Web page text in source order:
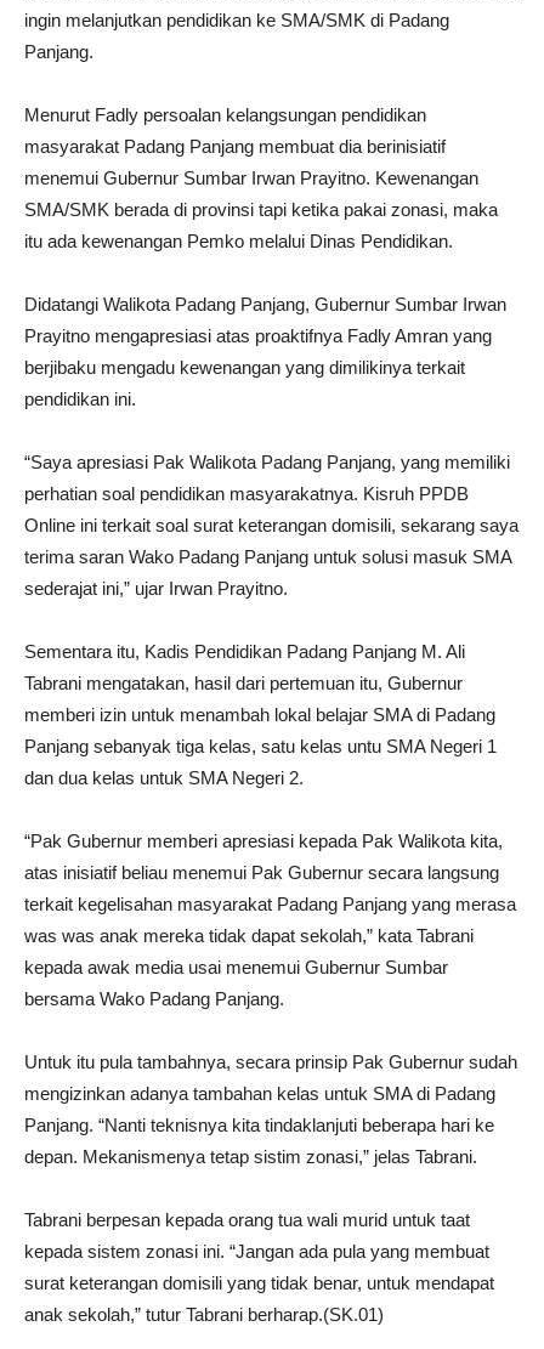
ingin melanjutkan pendidikan ke SMA/SMK di Padang
Panjang.
Menurut Fadly persoalan kelangsungan pendidikan
masyarakat Padang Panjang membuat dia berinisiatif
menemui Gubernur Sumbar Irwan Prayitno. Kewenangan
SMA/SMK berada di provinsi tapi ketika pakai zonasi, maka
itu ada kewenangan Pemko melalui Dinas Pendidikan.
Didatangi Walikota Padang Panjang, Gubernur Sumbar Irwan
Prayitno mengapresiasi atas proaktifnya Fadly Amran yang
berjibaku mengadu kewenangan yang dimilikinya terkait
pendidikan ini.
“Saya apresiasi Pak Walikota Padang Panjang, yang memiliki
perhatian soal pendidikan masyarakatnya. Kisruh PPDB
Online ini terkait soal surat keterangan domisili, sekarang saya
terima saran Wako Padang Panjang untuk solusi masuk SMA
sederajat ini,” ujar Irwan Prayitno.
Sementara itu, Kadis Pendidikan Padang Panjang M. Ali
Tabrani mengatakan, hasil dari pertemuan itu, Gubernur
memberi izin untuk menambah lokal belajar SMA di Padang
Panjang sebanyak tiga kelas, satu kelas untu SMA Negeri 1
dan dua kelas untuk SMA Negeri 2.
“Pak Gubernur memberi apresiasi kepada Pak Walikota kita,
atas inisiatif beliau menemui Pak Gubernur secara langsung
terkait kegelisahan masyarakat Padang Panjang yang merasa
was was anak mereka tidak dapat sekolah,” kata Tabrani
kepada awak media usai menemui Gubernur Sumbar
bersama Wako Padang Panjang.
Untuk itu pula tambahnya, secara prinsip Pak Gubernur sudah
mengizinkan adanya tambahan kelas untuk SMA di Padang
Panjang. “Nanti teknisnya kita tindaklanjuti beberapa hari ke
depan. Mekanismenya tetap sistim zonasi,” jelas Tabrani.
Tabrani berpesan kepada orang tua wali murid untuk taat
kepada sistem zonasi ini. “Jangan ada pula yang membuat
surat keterangan domisili yang tidak benar, untuk mendapat
anak sekolah,” tutur Tabrani berharap.(SK.01)